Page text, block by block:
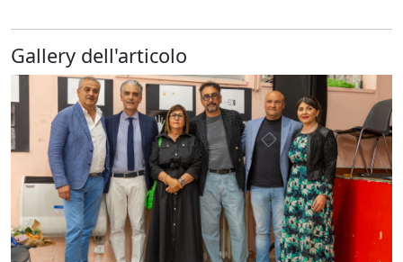
Gallery dell'articolo